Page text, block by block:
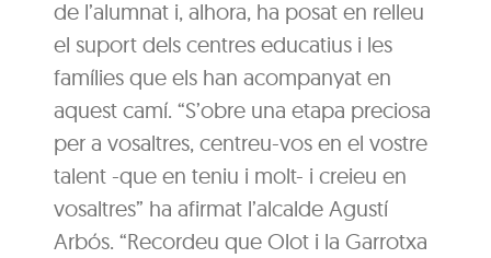
de l’alumnat i, alhora, ha posat en relleu
el suport dels centres educatius i les
famílies que els han acompanyat en
aquest camí. “S’obre una etapa preciosa
per a vosaltres, centreu-vos en el vostre
talent -que en teniu i molt- i creieu en
vosaltres” ha afirmat l’alcalde Agustí
Arbós. “Recordeu que Olot i la Garrotxa